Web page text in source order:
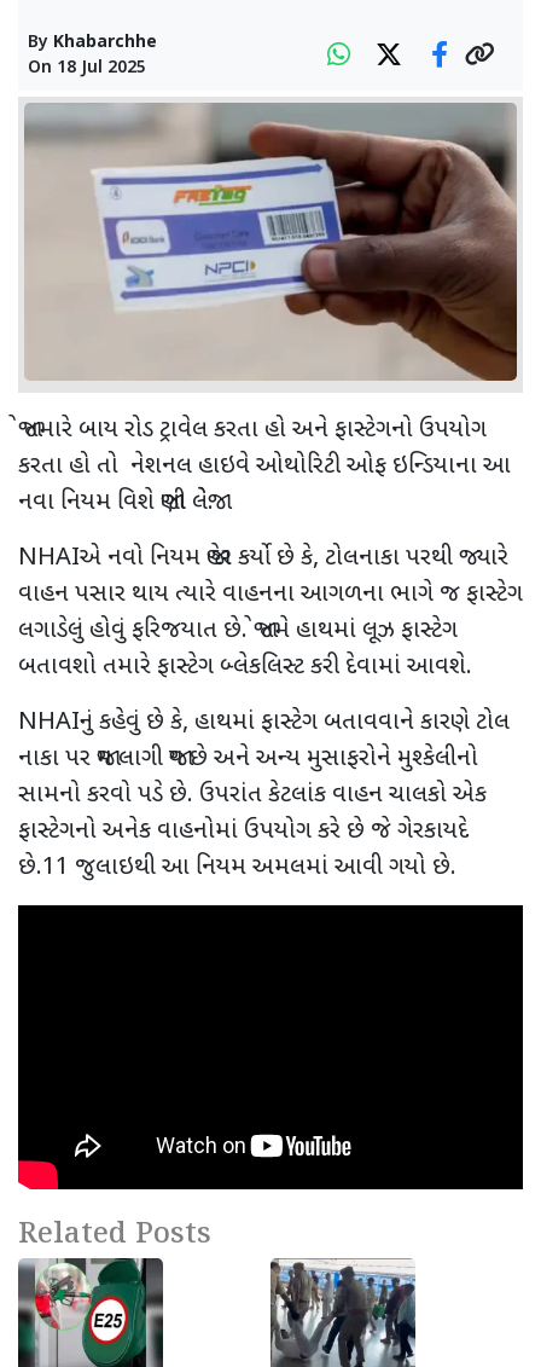
By Khabarchhe
On 18 Jul 2025
જો તમારે બાય રોડ ટ્રાવેલ કરતા હો અને ફાસ્ટેગનો ઉપયોગ
કરતા હો તો નેશનલ હાઇવે ઓથોરિટી ઓફ ઇન્ડિયાના આ
નવા નિયમ વિશે જાણી લેજો.
NHAIએ નવો નિયમ જાહેર કર્યો છે કે, ટોલનાકા પરથી જ્યારે
વાહન પસાર થાય ત્યારે વાહનના આગળના ભાગે જ ફાસ્ટેગ
લગાડેલું હોવું ફરિજયાત છે. જો તમે હાથમાં લૂઝ ફાસ્ટેગ
બતાવશો તમારે ફાસ્ટેગ બ્લેકલિસ્ટ કરી દેવામાં આવશે.
NHAIનું કહેવું છે કે, હાથમાં ફાસ્ટેગ બતાવવાને કારણે ટોલ
નાકા પર જામ લાગી જાય છે અને અન્ય મુસાફરોને મુશ્કેલીનો
સામનો કરવો પડે છે. ઉપરાંત કેટલાંક વાહન ચાલકો એક
ફાસ્ટેગનો અનેક વાહનોમાં ઉપયોગ કરે છે જે ગેરકાયદે
છે.11 જુલાઇથી આ નિયમ અમલમાં આવી ગયો છે.
Related Posts